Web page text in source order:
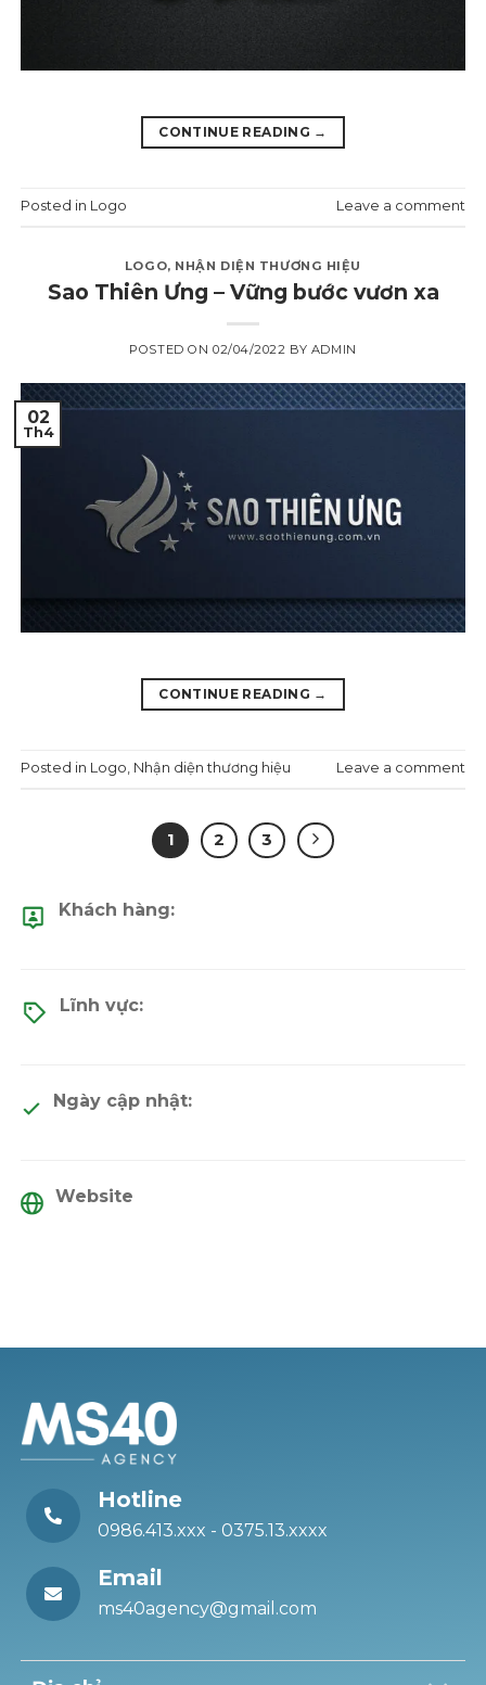
CONTINUE READING →
Posted in Logo Leave a comment
LOGO, NHẬN DIỆN THƯƠNG HIỆU
Sao Thiên Ưng – Vững bước vươn xa
POSTED ON 02/04/2022 BY ADMIN
02
Th4
CONTINUE READING →
Posted in Logo, Nhận diện thương hiệu Leave a comment
1 2 3
Khách hàng:
Lĩnh vực:
Ngày cập nhật:
Website
Hotline
0986.413.xxx - 0375.13.xxxx
Email
ms40agency@gmail.com